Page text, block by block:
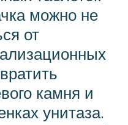
можно не
от
камня и
унитаза.